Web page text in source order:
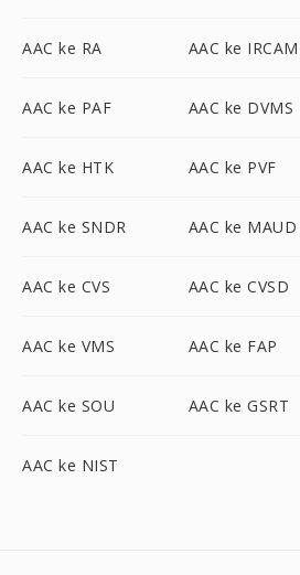
AAC ke RA AAC ke IRCAM
AAC ke PAF AAC ke DVMS
AAC ke HTK AAC ke PVF
AAC ke SNDR AAC ke MAUD
AAC ke CVS AAC ke CVSD
AAC ke VMS AAC ke FAP
AAC ke SOU AAC ke GSRT
AAC ke NIST